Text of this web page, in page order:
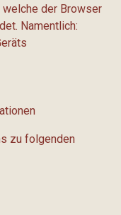
der Browser
Namentlich:
zu folgenden